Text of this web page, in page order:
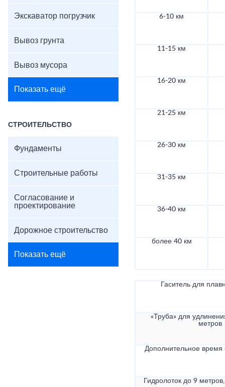
Экскаватор погрузчик
Вывоз грунта
Вывоз мусора
Показать ещё
СТРОИТЕЛЬСТВО
Фундаменты
Строительные работы
Согласование и
проектирование
Дорожное строительство
Показать ещё
6-10 км
11-15 км
16-20 км
21-25 км
26-30 км
31-35 км
36-40 км
более 40 км
Гаситель для
«Труба» для
метров
Дополнительное
Гидролоток до 9